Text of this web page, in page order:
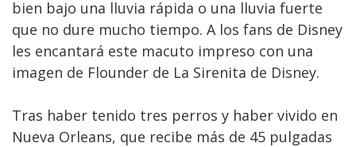
bien bajo una lluvia rápida o una lluvia fuerte
que no dure mucho tiempo. A los fans de Disney
les encantará este macuto impreso con una
imagen de Flounder de La Sirenita de Disney.
Tras haber tenido tres perros y haber vivido en
Nueva Orleans, que recibe más de 45 pulgadas